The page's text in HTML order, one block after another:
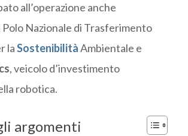
all’operazione anche
Polo Nazionale di Trasferimento
laSostenibilitàAmbientale e
, veicolo d’investimento
robotica.
argomenti